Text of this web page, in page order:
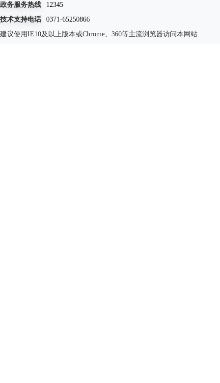
政务服务热线
12345
技术支持电话
0371-65250866
建议使用IE10及以上版本或Chrome、360等主流浏览器访问本网站